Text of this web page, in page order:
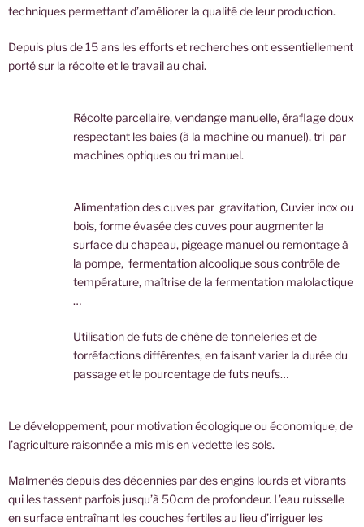
techniques permettant d’améliorer la qualité de leur production.
Depuis plus de 15 ans les efforts et recherches ont essentiellement
porté sur la récolte et le travail au chai.
Récolte parcellaire, vendange manuelle, éraflage doux
respectant les baies (à la machine ou manuel), tri par
machines optiques ou tri manuel.
Alimentation des cuves par gravitation, Cuvier inox ou
bois, forme évasée des cuves pour augmenter la
surface du chapeau, pigeage manuel ou remontage à
la pompe, fermentation alcoolique sous contrôle de
température, maîtrise de la fermentation malolactique
…
Utilisation de futs de chêne de tonneleries et de
torréfactions différentes, en faisant varier la durée du
passage et le pourcentage de futs neufs…
Le développement, pour motivation écologique ou économique, de
l’agriculture raisonnée a mis mis en vedette les sols.
Malmenés depuis des décennies par des engins lourds et vibrants
qui les tassent parfois jusqu’à 50cm de profondeur. L’eau ruisselle
en surface entraînant les couches fertiles au lieu d’irriguer les